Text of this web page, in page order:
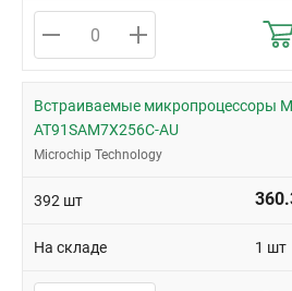
Встраиваемые микропроцессоры
AT91SAM7X256C-AU
Microchip Technology
392 шт
На складе 1 шт